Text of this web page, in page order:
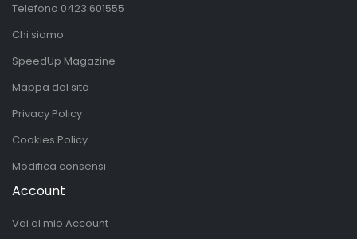
Telefono 0423.601555
Chi siamo
SpeedUp Magazine
Mappa del sito
Privacy Policy
Cookies Policy
Modifica consensi
Account
Vai al mio Account